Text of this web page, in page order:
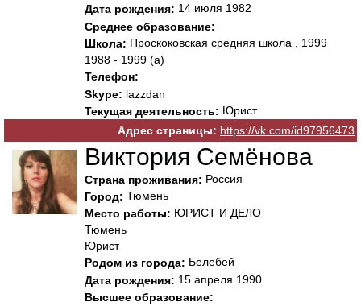
Дата рождения: 14 июля 1982
Среднее образование:
Школа: Проскоковская средняя школа , 1999
1988 - 1999 (а)
Телефон:
Skype: lazzdan
Текущая деятельность: Юрист
Адрес страницы: https://vk.com/id97956473
Виктория Семёнова
Страна проживания: Россия
Город: Тюмень
Место работы: ЮРИСТ И ДЕЛО
Тюмень
Юрист
Родом из города: Белебей
Дата рождения: 15 апреля 1990
Высшее образование: